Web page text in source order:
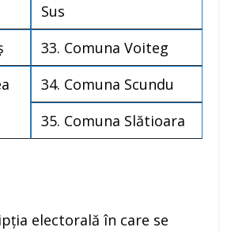
Sus
33. Comuna Voiteg
34. Comuna Scundu
35. Comuna Slătioara
electorală în care se